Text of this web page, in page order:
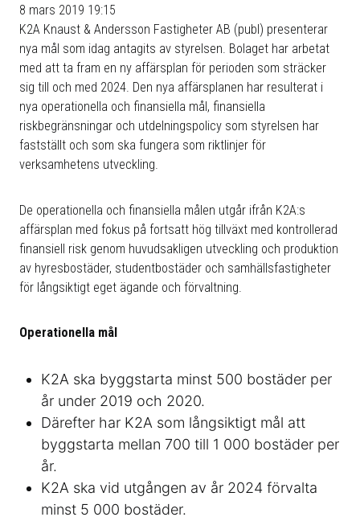
8 mars 2019 19:15
K2A Knaust & Andersson Fastigheter AB (publ) presenterar
nya mål som idag antagits av styrelsen. Bolaget har arbetat
med att ta fram en ny affärsplan för perioden som sträcker
sig till och med 2024. Den nya affärsplanen har resulterat i
nya operationella och finansiella mål, finansiella
riskbegränsningar och utdelningspolicy som styrelsen har
fastställt och som ska fungera som riktlinjer för
verksamhetens utveckling.
De operationella och finansiella målen utgår ifrån K2A:s
affärsplan med fokus på fortsatt hög tillväxt med kontrollerad
finansiell risk genom huvudsakligen utveckling och produktion
av hyresbostäder, studentbostäder och samhällsfastigheter
för långsiktigt eget ägande och förvaltning.
Operationella mål
K2A ska byggstarta minst 500 bostäder per
år under 2019 och 2020.
Därefter har K2A som långsiktigt mål att
byggstarta mellan 700 till 1 000 bostäder per
år.
K2A ska vid utgången av år 2024 förvalta
minst 5 000 bostäder.